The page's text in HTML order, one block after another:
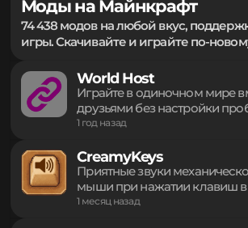
Моды на Майнкрафт
74 438 модов на любой вкус,
игры. Скачивайте и играйте по-
World Host
Играйте в одиночном мире
друзьями без настройки
автоматически создает
UPnP или надежный
Приглашайте других
используя внутренний IP.
CreamyKeys
Приятные звуки
мыши при нажатии клавиш